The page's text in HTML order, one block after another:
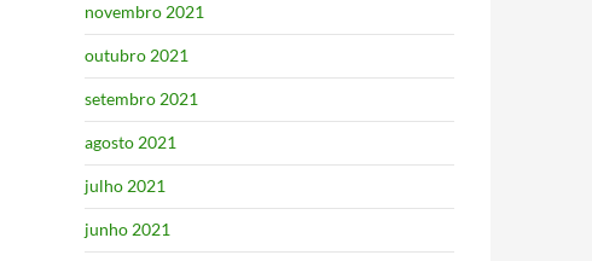
novembro 2021
outubro 2021
setembro 2021
agosto 2021
julho 2021
junho 2021